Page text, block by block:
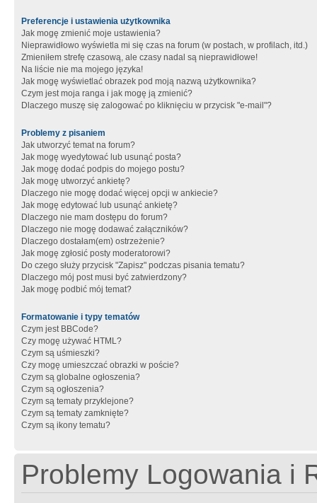
Preferencje i ustawienia użytkownika
Jak mogę zmienić moje ustawienia?
Nieprawidłowo wyświetla mi się czas na forum (w postach, w profilach, itd.)
Zmieniłem strefę czasową, ale czasy nadal są nieprawidłowe!
Na liście nie ma mojego języka!
Jak mogę wyświetlać obrazek pod moją nazwą użytkownika?
Czym jest moja ranga i jak mogę ją zmienić?
Dlaczego muszę się zalogować po kliknięciu w przycisk "e-mail"?
Problemy z pisaniem
Jak utworzyć temat na forum?
Jak mogę wyedytować lub usunąć posta?
Jak mogę dodać podpis do mojego postu?
Jak mogę utworzyć ankietę?
Dlaczego nie mogę dodać więcej opcji w ankiecie?
Jak mogę edytować lub usunąć ankietę?
Dlaczego nie mam dostępu do forum?
Dlaczego nie mogę dodawać załączników?
Dlaczego dostałam(em) ostrzeżenie?
Jak mogę zgłosić posty moderatorowi?
Do czego służy przycisk "Zapisz" podczas pisania tematu?
Dlaczego mój post musi być zatwierdzony?
Jak mogę podbić mój temat?
Formatowanie i typy tematów
Czym jest BBCode?
Czy mogę używać HTML?
Czym są uśmieszki?
Czy mogę umieszczać obrazki w poście?
Czym są globalne ogłoszenia?
Czym są ogłoszenia?
Czym są tematy przyklejone?
Czym są tematy zamknięte?
Czym są ikony tematu?
Problemy Logowania i